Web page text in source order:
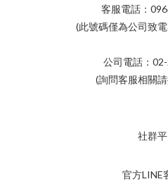
客服電話：
(此號碼僅為公司致
公司電話：
(詢問客服相關
社群
官方LINE